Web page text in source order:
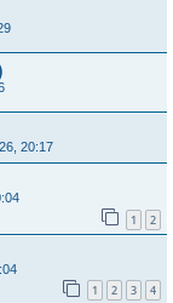
20:17
1 2
1 2 3 4